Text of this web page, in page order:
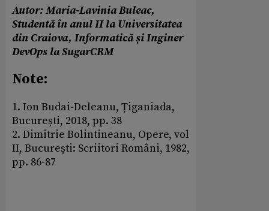
Autor: Maria-Lavinia Buleac,
Studentă în anul II la Universitatea
din Craiova, Informatică și Inginer
DevOps la SugarCRM
Note:
1. Ion Budai-Deleanu, Țiganiada,
București, 2018, pp. 38
2. Dimitrie Bolintineanu, Opere, vol
II, București: Scriitori Români, 1982,
pp. 86-87